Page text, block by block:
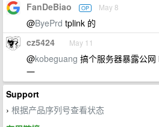
FanDeBiao OP May 8
@ByePrd tplink 的
cz5424 May 11
@kobeguang 搞个服务器暴露公
一
Support
› 根据产品序列号查看状态